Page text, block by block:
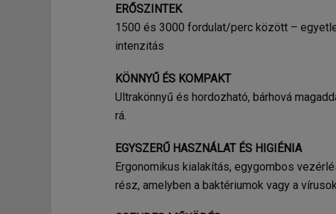
ERŐSZINTEK
1500 és 3000 fordulat/perc között –
intenzitás
KÖNNYŰ ÉS KOMPAKT
Ultrakönnyű és hordozható, bárhová
rá.
EGYSZERŰ HASZNÁLAT ÉS HIGIÉNIA
Ergonomikus kialakítás, egygombos
rész, amelyben a baktériumok vagy a